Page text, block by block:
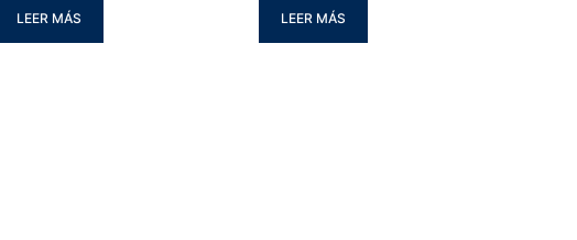
LEER MÁS LEER MÁS